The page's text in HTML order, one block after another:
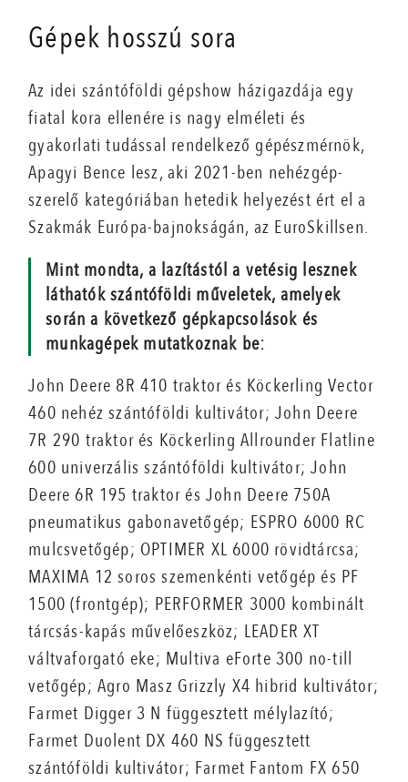
Gépek hosszú sora
Az idei szántóföldi gépshow házigazdája egy
fiatal kora ellenére is nagy elméleti és
gyakorlati tudással rendelkező gépészmérnök,
Apagyi Bence lesz, aki 2021-ben nehézgép-
szerelő kategóriában hetedik helyezést ért el a
Szakmák Európa-bajnokságán, az EuroSkillsen.
Mint mondta, a lazítástól a vetésig lesznek
láthatók szántóföldi műveletek, amelyek
során a következő gépkapcsolások és
munkagépek mutatkoznak be:
John Deere 8R 410 traktor és Köckerling Vector
460 nehéz szántóföldi kultivátor; John Deere
7R 290 traktor és Köckerling Allrounder Flatline
600 univerzális szántóföldi kultivátor; John
Deere 6R 195 traktor és John Deere 750A
pneumatikus gabonavetőgép; ESPRO 6000 RC
mulcsvetőgép; OPTIMER XL 6000 rövidtárcsa;
MAXIMA 12 soros szemenkénti vetőgép és PF
1500 (frontgép); PERFORMER 3000 kombinált
tárcsás-kapás művelőeszköz; LEADER XT
váltvaforgató eke; Multiva eForte 300 no-till
vetőgép; Agro Masz Grizzly X4 hibrid kultivátor;
Farmet Digger 3 N függesztett mélylazító;
Farmet Duolent DX 460 NS függesztett
szántóföldi kultivátor; Farmet Fantom FX 650